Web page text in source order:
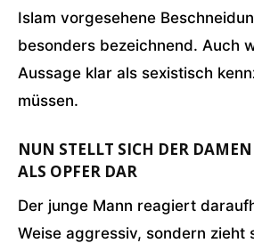
Islam vorgesehene
besonders bezeichnend. Auch
Aussage klar als sexistisch
müssen.
NUN STELLT SICH DER
ALS OPFER DAR
Der junge Mann reagiert
Weise aggressiv, sondern zieht